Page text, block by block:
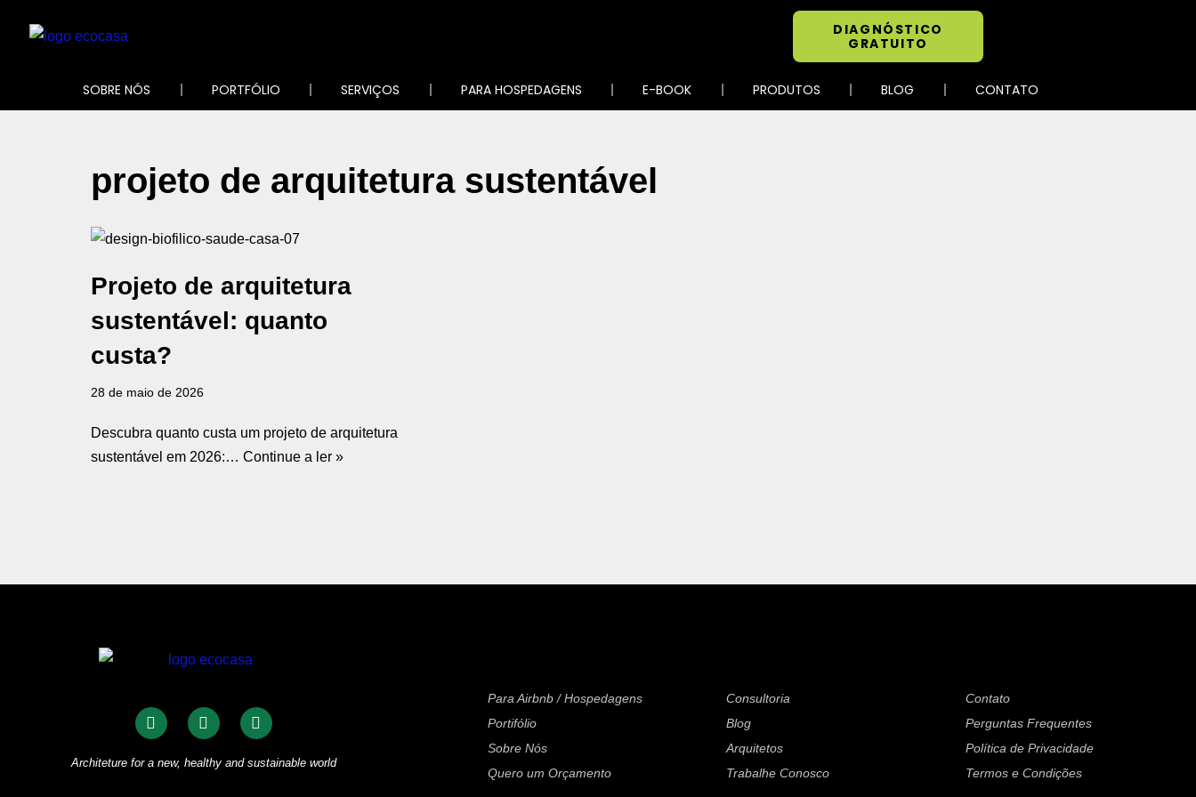
DIAGNÓSTICO
GRATUITO
SOBRE NÓS PORTFÓLIO SERVIÇOS PARA HOSPEDAGENS E-BOOK PRODUTOS BLOG CONTATO
projeto de arquitetura sustentável
Projeto de arquitetura
sustentável: quanto
custa?
28 de maio de 2026
Descubra quanto custa um projeto de arquitetura
sustentável em 2026:… Continue a ler »
Architeture for a new, healthy and sustainable world
Para Airbnb / Hospedagens
Portifólio
Sobre Nós
Quero um Orçamento
Consultoria
Blog
Arquitetos
Trabalhe Conosco
Contato
Perguntas Frequentes
Política de Privacidade
Termos e Condições